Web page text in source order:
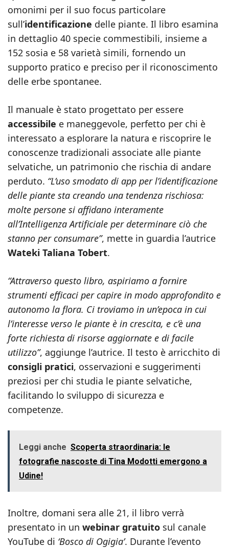
omonimi per il suo focus particolare
sull’identificazione delle piante. Il libro esamina
in dettaglio 40 specie commestibili, insieme a
152 sosia e 58 varietà simili, fornendo un
supporto pratico e preciso per il riconoscimento
delle erbe spontanee.
Il manuale è stato progettato per essere
accessibile e maneggevole, perfetto per chi è
interessato a esplorare la natura e riscoprire le
conoscenze tradizionali associate alle piante
selvatiche, un patrimonio che rischia di andare
perduto. “L’uso smodato di app per l’identificazione
delle piante sta creando una tendenza rischiosa:
molte persone si affidano interamente
all’Intelligenza Artificiale per determinare ciò che
stanno per consumare”, mette in guardia l’autrice
Wateki Taliana Tobert.
“Attraverso questo libro, aspiriamo a fornire
strumenti efficaci per capire in modo approfondito e
autonomo la flora. Ci troviamo in un’epoca in cui
l’interesse verso le piante è in crescita, e c’è una
forte richiesta di risorse aggiornate e di facile
utilizzo”, aggiunge l’autrice. Il testo è arricchito di
consigli pratici, osservazioni e suggerimenti
preziosi per chi studia le piante selvatiche,
facilitando lo sviluppo di sicurezza e
competenze.
Leggi anche Scoperta straordinaria: le
fotografie nascoste di Tina Modotti emergono a
Udine!
Inoltre, domani sera alle 21, il libro verrà
presentato in un webinar gratuito sul canale
YouTube di ‘Bosco di Ogigia’. Durante l’evento